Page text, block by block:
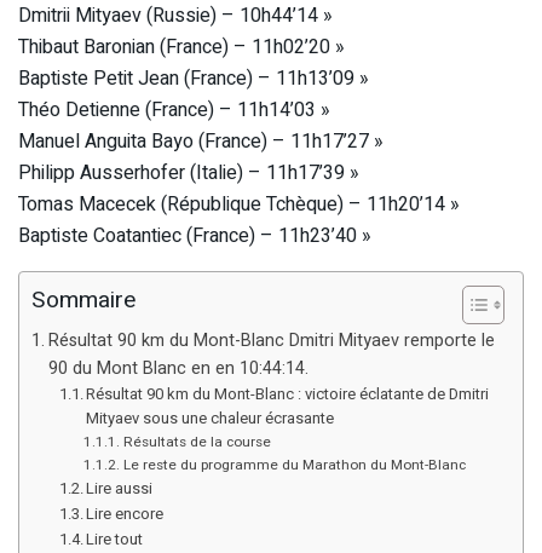
Dmitrii Mityaev (Russie) – 10h44’14 »
Thibaut Baronian (France) – 11h02’20 »
Baptiste Petit Jean (France) – 11h13’09 »
Théo Detienne (France) – 11h14’03 »
Manuel Anguita Bayo (France) – 11h17’27 »
Philipp Ausserhofer (Italie) – 11h17’39 »
Tomas Macecek (République Tchèque) – 11h20’14 »
Baptiste Coatantiec (France) – 11h23’40 »
Sommaire
Résultat 90 km du Mont-Blanc Dmitri Mityaev remporte le
90 du Mont Blanc en en 10:44:14.
Résultat 90 km du Mont-Blanc : victoire éclatante de Dmitri
Mityaev sous une chaleur écrasante
Résultats de la course
Le reste du programme du Marathon du Mont-Blanc
Lire aussi
Lire encore
Lire tout